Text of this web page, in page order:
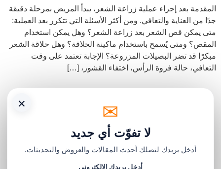
المقدمة بعد إجراء عملية زراعة الشعر، يبدأ المريض بمرحلة دقيقة
جدًا من العناية والتعافي. ومن أكثر الأسئلة التي تتكرر بعد العملية:
متى يمكن قص الشعر بعد زراعة الشعر؟ وهل يمكن استخدام
المقص؟ ومتى يُسمح باستخدام ماكينة الحلاقة؟ وهل حلاقة الشعر
مبكرًا قد تضر البصيلات المزروعة؟ الإجابة تعتمد على وقت
التعافي، حالة فروة الرأس، اختفاء القشور، […]
× ✉
لا تفوّت أي جديد
أدخل بريدك لتصلك أحدث المقالات والعروض والتحديثات.
أدخل بريدك الإلكتروني